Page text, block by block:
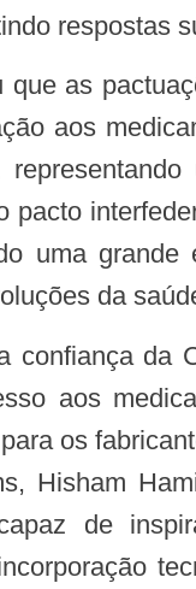
respostas
aos
pacto
uma
da
aos
os
Hisham
de